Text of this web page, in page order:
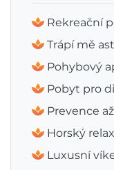
Rekreační
Trápí mě
Pohybový
Pobyt pro
Prevence
Horský relax
Luxusní